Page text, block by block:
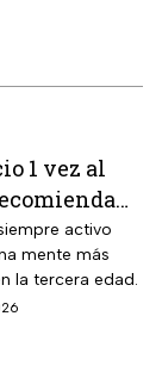
1 vez al
adultos
mejorar
motora
de
activo
mente más
la tercera edad.